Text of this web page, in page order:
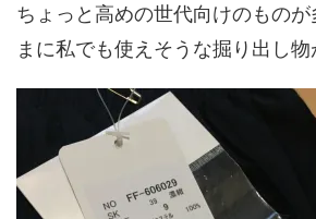
ちょっと高めの世代向けのもの
まに私でも使えそうな掘り出し物